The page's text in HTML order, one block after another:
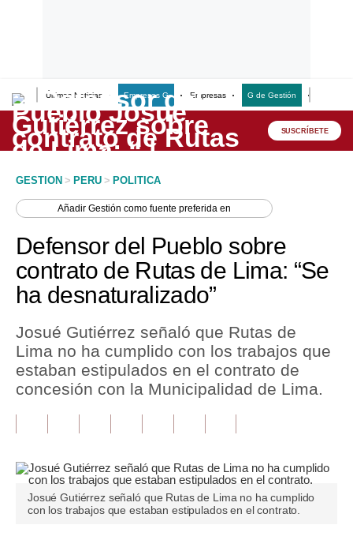
Últimas Noticias Empresas G Empresas G de Gestión
Lo último
Peru Quiosco
Economía
Mercados
Política
Finanzas Personales
Plus G
Opinión
SUSCRÍBETE
GESTION > PERU > POLITICA
AñadirGestión como fuente preferida en
Defensor del Pueblo sobre
contrato de Rutas de Lima: “Se
ha desnaturalizado”
Josué Gutiérrez señaló que Rutas de
Lima no ha cumplido con los trabajos que
estaban estipulados en el contrato de
concesión con la Municipalidad de Lima.
Josué Gutiérrez señaló que Rutas de Lima no ha cumplido
con los trabajos que estaban estipulados en el contrato.